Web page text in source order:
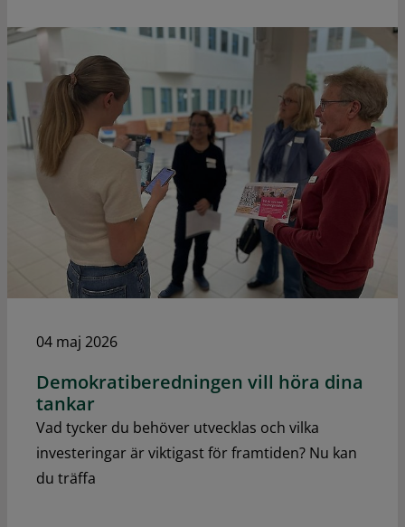
04 maj 2026
Demokratiberedningen vill höra dina
tankar
Vad tycker du behöver utvecklas och vilka
investeringar är viktigast för framtiden? Nu kan
du träffa